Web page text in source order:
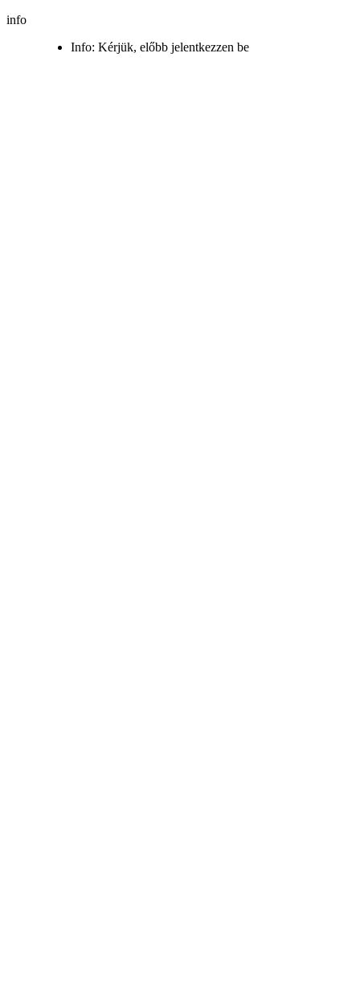
info
Info: Kérjük, előbb jelentkezzen be